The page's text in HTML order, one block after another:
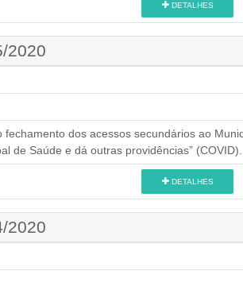
DETALHES
2020
fechamento dos acessos secundários ao
de Saúde e dá outras providências” (COVID).
DETALHES
2020